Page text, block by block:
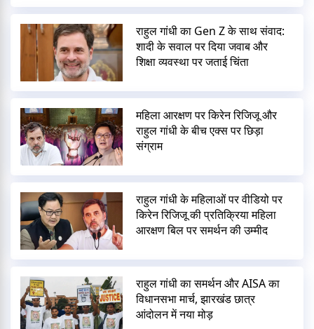
राहुल गांधी का Gen Z के साथ संवाद:
शादी के सवाल पर दिया जवाब और
शिक्षा व्यवस्था पर जताई चिंता
महिला आरक्षण पर किरेन रिजिजू और
राहुल गांधी के बीच एक्स पर छिड़ा
संग्राम
राहुल गांधी के महिलाओं पर वीडियो पर
किरेन रिजिजू की प्रतिक्रिया महिला
आरक्षण बिल पर समर्थन की उम्मीद
राहुल गांधी का समर्थन और AISA का
विधानसभा मार्च, झारखंड छात्र
आंदोलन में नया मोड़